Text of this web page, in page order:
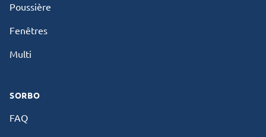
Poussière
Fenêtres
Multi
SORBO
FAQ